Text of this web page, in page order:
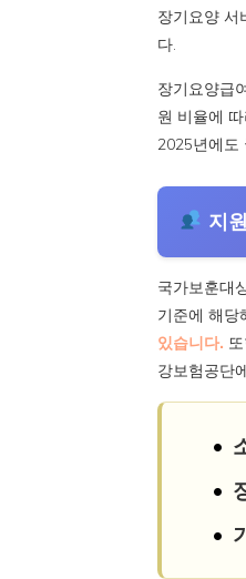
장기요양 서
다.
장기요양급
원 비율에
2025년에도
지
국가보훈대
기준에 해당
있습니다.
강보험공단